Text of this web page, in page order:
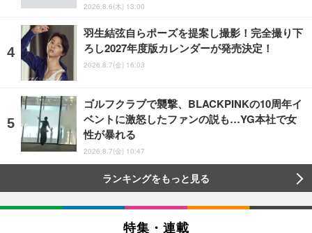
2026.8.6(木) 13:00
羽生結弦自らポーズを提案し撮影！完全撮り下
ろし2027年度版カレンダーが発売決定！
2026.8.7(金) 16:03
ゴルフクラブで襲撃、BLACKPINKの10周年イ
ベントに激怒したファンの説も…YG本社で女
性が暴れる
2026.8.7(金) 10:47
ランキングをもっと見る
特集・連載